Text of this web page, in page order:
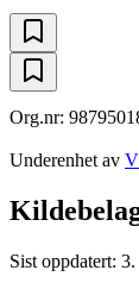
Org.nr:
Underenhet av
Sist oppdatert: 3.